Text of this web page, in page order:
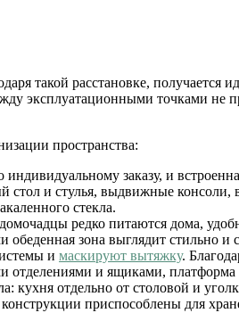
такой расстановке,
эксплуатационными точками не
пространства:
заказу, и
и стулья, выдвижные
стекла.
редко питаются дома,
обеденная зона выглядит стильно и
и маскируют вытяжку.
и ящиками,
кухня отдельно от столовой и
приспособлены для